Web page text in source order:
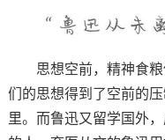
思想空前，精神食粮
们的思想得到了空前的
里。而鲁迅又留学国外